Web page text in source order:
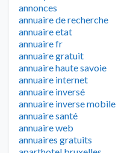
annonces
annuaire de recherche
annuaire etat
annuaire fr
annuaire gratuit
annuaire haute savoie
annuaire internet
annuaire inversé
annuaire inverse mobile
annuaire santé
annuaire web
annuaires gratuits